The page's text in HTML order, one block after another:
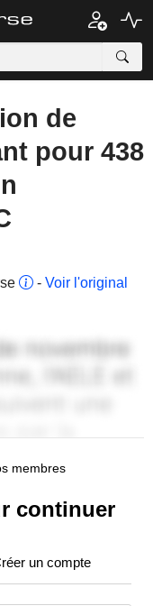
de
pour 438
- Voir l'original
membres
continuer
un compte